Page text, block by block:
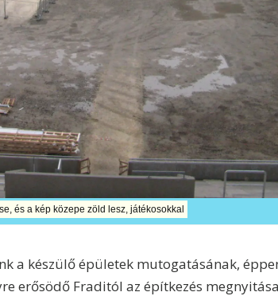
és a kép közepe zöld lesz, játékosokkal
a készülő épületek mutogatásának,
erősödő Fraditól az építkezés